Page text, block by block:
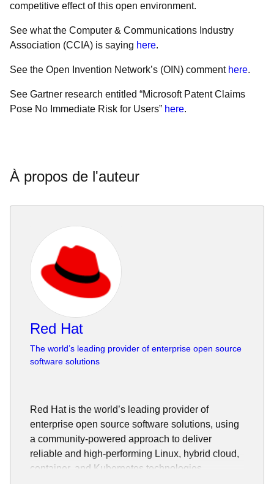
competitive effect of this open environment.
See what the Computer & Communications Industry
Association (CCIA) is saying here.
See the Open Invention Network’s (OIN) comment here.
See Gartner research entitled “Microsoft Patent Claims
Pose No Immediate Risk for Users” here.
À propos de l'auteur
Red Hat
The world’s leading provider of enterprise open source
software solutions
Red Hat is the world’s leading provider of
enterprise open source software solutions, using
a community-powered approach to deliver
reliable and high-performing Linux, hybrid cloud,
container, and Kubernetes technologies.